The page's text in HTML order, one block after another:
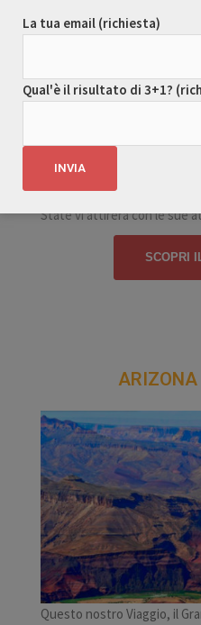
Il nostro Viaggio in
gamma di risorse: di
attività nella natura, la
State vi attirerà con le sue
SCOPRI
ARIZONA
Questo nostro Viaggio, il
La tua email (richiesta)
Qual'è il risultato di 3+1?